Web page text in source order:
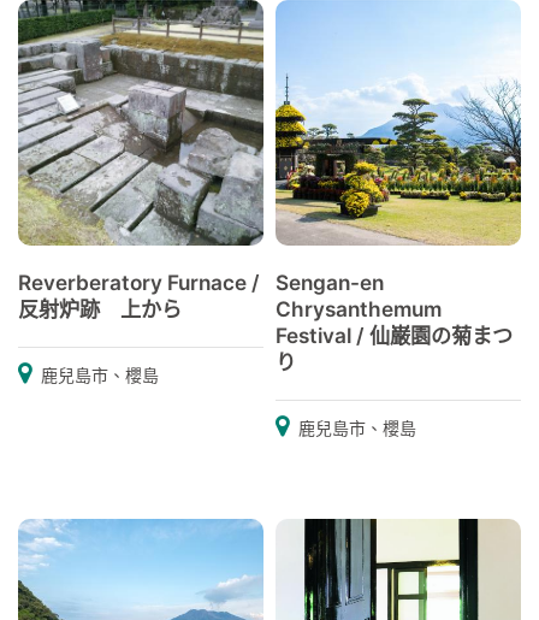
Reverberatory Furnace /
反射炉跡 上から
鹿兒島市、櫻島
Sengan-en
Chrysanthemum
Festival / 仙巌園の菊まつ
り
鹿兒島市、櫻島